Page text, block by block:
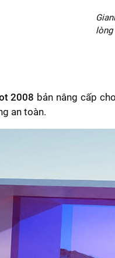
2008 bản nâng cấp
an toàn.